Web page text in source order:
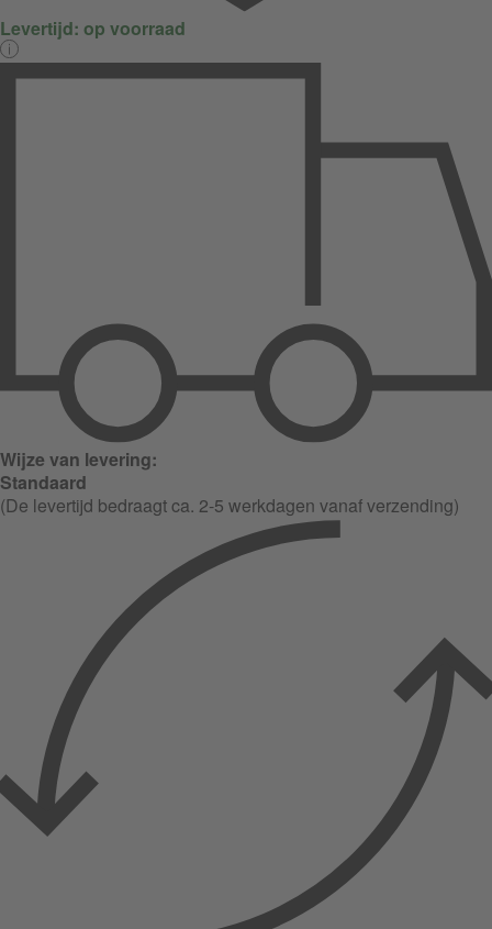
Levertijd: op voorraad
Wijze van levering:
Standaard
(De levertijd bedraagt ca. 2-5 werkdagen vanaf verzending)